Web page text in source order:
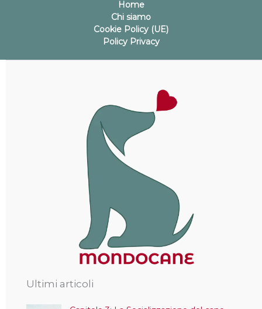
Home
Chi siamo
Cookie Policy (UE)
Policy Privacy
Ultimi articoli